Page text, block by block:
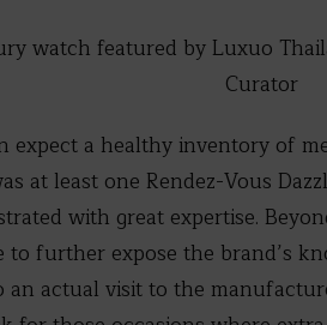
expect a healthy inventory of
at least one Rendez-Vous
with great expertise.
to further expose the brand’s
an actual visit to the